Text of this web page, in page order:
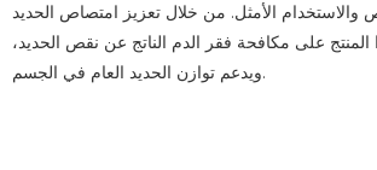
والاستخدام الأمثل. من خلال تعزيز امتصاص الحديد
المنتج على مكافحة فقر الدم الناتج عن نقص الحديد،
ويدعم توازن الحديد العام في الجسم.